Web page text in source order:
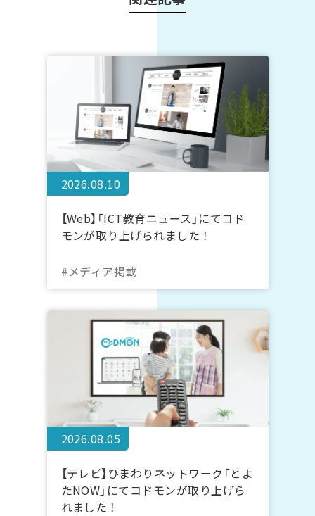
2026.08.10
【Web】「ICT教育ニュース」にてコド
モンが取り上げられました！
#メディア掲載
2026.08.05
【テレビ】ひまわりネットワーク「とよ
たNOW」にてコドモンが取り上げら
れました！